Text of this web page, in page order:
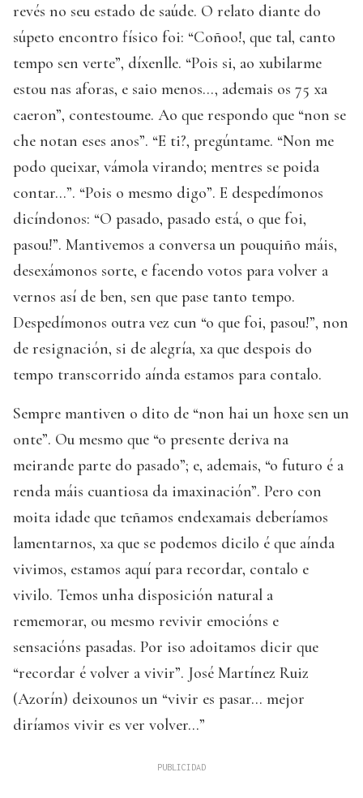
revés no seu estado de saúde. O relato diante do
súpeto encontro físico foi: “Coñoo!, que tal, canto
tempo sen verte”, díxenlle. “Pois si, ao xubilarme
estou nas aforas, e saio menos…, ademais os 75 xa
caeron”, contestoume. Ao que respondo que “non se
che notan eses anos”. “E ti?, pregúntame. “Non me
podo queixar, vámola virando; mentres se poida
contar…”. “Pois o mesmo digo”. E despedímonos
dicíndonos: “O pasado, pasado está, o que foi,
pasou!”. Mantivemos a conversa un pouquiño máis,
desexámonos sorte, e facendo votos para volver a
vernos así de ben, sen que pase tanto tempo.
Despedímonos outra vez cun “o que foi, pasou!”, non
de resignación, si de alegría, xa que despois do
tempo transcorrido aínda estamos para contalo.
Sempre mantiven o dito de “non hai un hoxe sen un
onte”. Ou mesmo que “o presente deriva na
meirande parte do pasado”; e, ademais, “o futuro é a
renda máis cuantiosa da imaxinación”. Pero con
moita idade que teñamos endexamais deberíamos
lamentarnos, xa que se podemos dicilo é que aínda
vivimos, estamos aquí para recordar, contalo e
vivilo. Temos unha disposición natural a
rememorar, ou mesmo revivir emocións e
sensacións pasadas. Por iso adoitamos dicir que
“recordar é volver a vivir”. José Martínez Ruiz
(Azorín) deixounos un “vivir es pasar… mejor
diríamos vivir es ver volver…”